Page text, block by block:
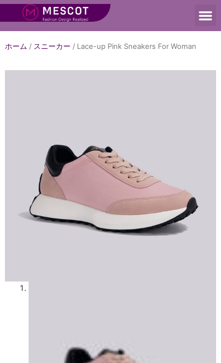
ホーム / スニーカー / Lace-up Pink Sneakers For Woman